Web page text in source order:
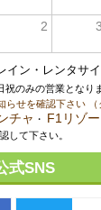
2 3
イン・レンタサ
のみの営業となり
らせを確認下さい （
チャ ・ F1リゾ
して下さい。
式SNS